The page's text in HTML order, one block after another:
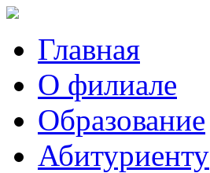
Главная
О филиале
Образование
Абитуриенту